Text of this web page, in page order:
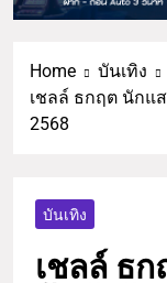
Home
บันเทิง
เชลล์ ธกฤต นักแ
2568
บันเทิง
เชลล์ ธ